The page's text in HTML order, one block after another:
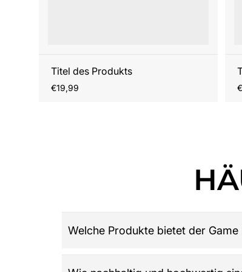
Titel des Produkts
Regulärer
€19,99
Welche Produkte bietet der Game